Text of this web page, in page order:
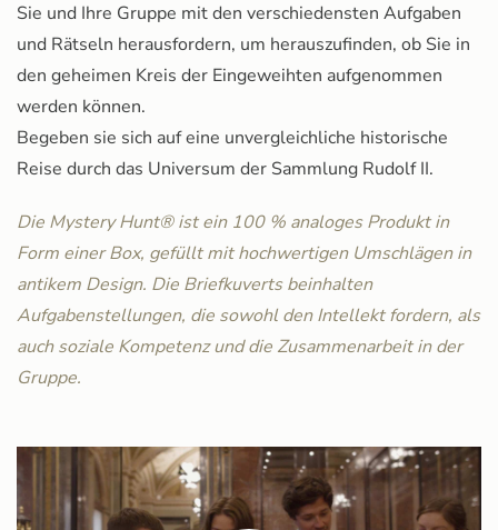
Sie und Ihre Gruppe mit den verschiedensten Aufgaben
und Rätseln herausfordern, um herauszufinden, ob Sie in
den geheimen Kreis der Eingeweihten aufgenommen
werden können.
Begeben sie sich auf eine unvergleichliche historische
Reise durch das Universum der Sammlung Rudolf II.
Die Mystery Hunt® ist ein 100 % analoges Produkt in
Form einer Box, gefüllt mit hochwertigen Umschlägen in
antikem Design. Die Briefkuverts beinhalten
Aufgabenstellungen, die sowohl den Intellekt fordern, als
auch soziale Kompetenz und die Zusammenarbeit in der
Gruppe.